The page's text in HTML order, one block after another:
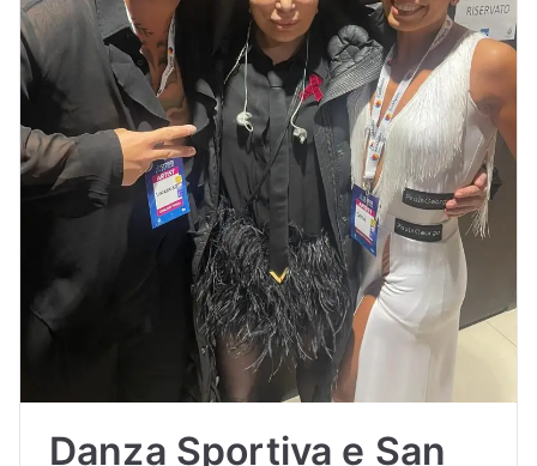
Danza Sportiva e San